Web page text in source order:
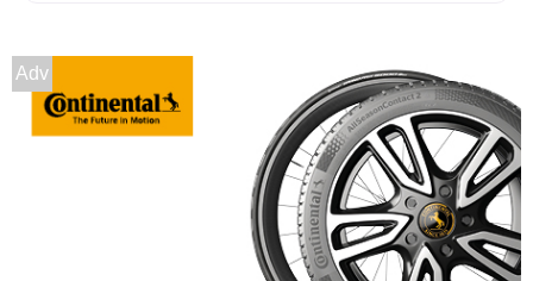
D A 72db
Adv